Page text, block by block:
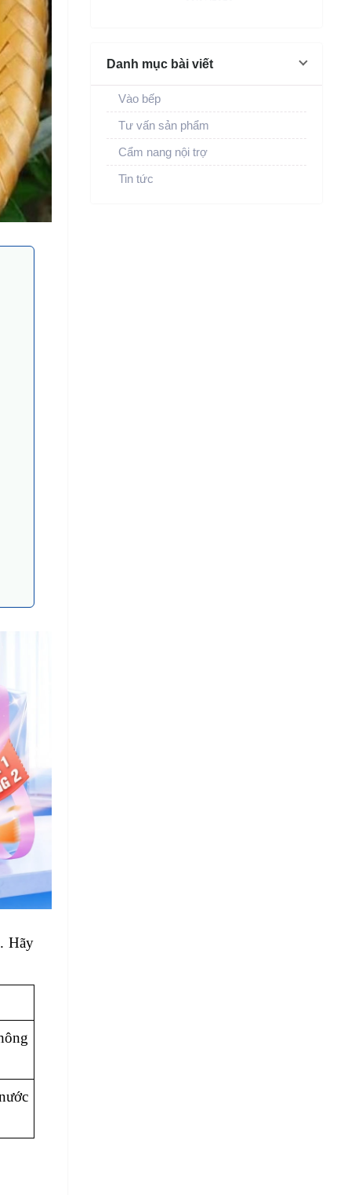
Hãy
Danh mục bài viết
Vào bếp
Tư vấn sản phẩm
Cẩm nang nội trợ
Tin tức